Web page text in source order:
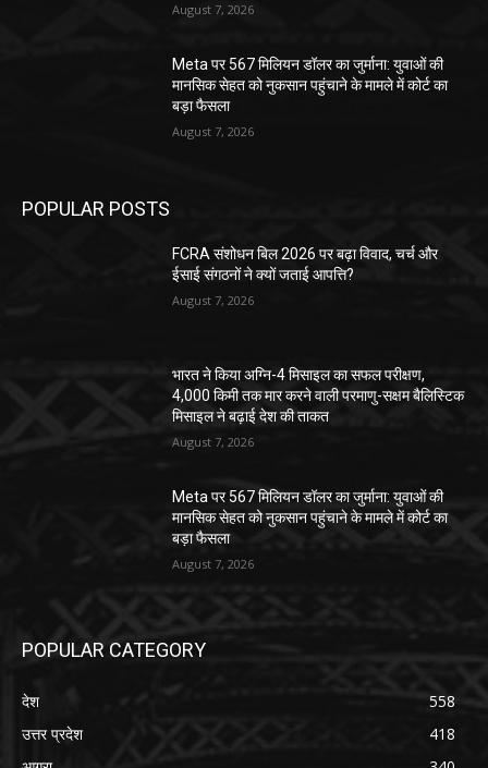
August 7, 2026
Meta पर 567 मिलियन डॉलर का जुर्माना: युवाओं की
मानसिक सेहत को नुकसान पहुंचाने के मामले में कोर्ट का
बड़ा फैसला
August 7, 2026
POPULAR POSTS
FCRA संशोधन बिल 2026 पर बढ़ा विवाद, चर्च और
ईसाई संगठनों ने क्यों जताई आपत्ति?
August 7, 2026
भारत ने किया अग्नि-4 मिसाइल का सफल परीक्षण,
4,000 किमी तक मार करने वाली परमाणु-सक्षम बैलिस्टिक
मिसाइल ने बढ़ाई देश की ताकत
August 7, 2026
Meta पर 567 मिलियन डॉलर का जुर्माना: युवाओं की
मानसिक सेहत को नुकसान पहुंचाने के मामले में कोर्ट का
बड़ा फैसला
August 7, 2026
POPULAR CATEGORY
देश
558
उत्तर प्रदेश
418